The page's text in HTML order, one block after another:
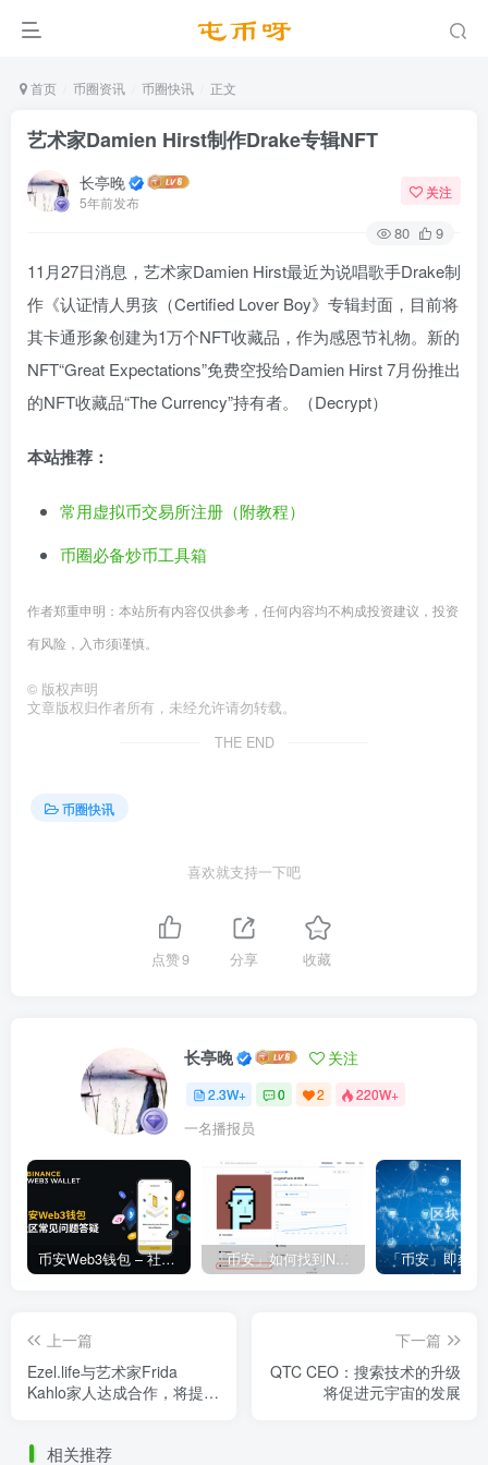
首页 币圈资讯 币圈快讯 正文
艺术家Damien Hirst制作Drake专辑NFT
长亭晚
5年前发布
关注
80 9
11月27日消息，艺术家Damien Hirst最近为说唱歌手Drake制
作《认证情人男孩（Certified Lover Boy》专辑封面，目前将
其卡通形象创建为1万个NFT收藏品，作为感恩节礼物。新的
NFT“Great Expectations”免费空投给Damien Hirst 7月份推出
的NFT收藏品“The Currency”持有者。（Decrypt）
本站推荐：
常用虚拟币交易所注册（附教程）
币圈必备炒币工具箱
作者郑重申明：本站所有内容仅供参考，任何内容均不构成投资建议，投资
有风险，入市须谨慎。
© 版权声明
文章版权归作者所有，未经允许请勿转载。
THE END
币圈快讯
喜欢就支持一下吧
点赞9 分享 收藏
长亭晚 关注
2.3W+ 0 2 220W+
一名播报员
币安Web3钱包 – 社区常见问题答疑 「币安」如何找到NFT合约地址？
上一篇
Ezel.life与艺术家Frida
Kahlo家人达成合作，将提供
下一篇
QTC CEO：搜索技术的升级
将促进元宇宙的发展
相关推荐